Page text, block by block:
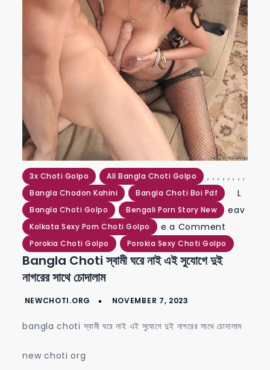
3x Choti Golpo ,
All Bangla Choti Golpo ,
Bangla Chodon Kahini
,
Bangla Choti Boi Pdf
,
Bangla Choti Golpo
,
Bengali Porn Story New
,
Kolkata Sexy Porn Choti Golpo
,
Porokia Choti Golpo
,
Porokia Sexy Choti Golpo
L
eav
e a Comment
bangla
এই
Bangla Choti স্বামী ঘরে নাই এই সুযোগে দুই
নাগরের সাথে চোদালাম
bangla choti স্বামী ঘরে নাই এই সুযোগে দুই নাগরের সাথে চোদালাম
new choti org